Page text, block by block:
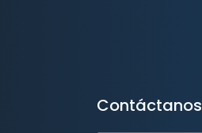
Contáctanos